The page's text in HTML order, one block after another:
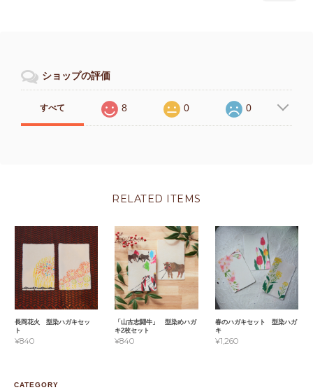
ショップの評価
すべて 8 0 0
RELATED ITEMS
長岡花火 型染ハガキセッ
ト
¥840
「山古志闘牛」 型染めハガ
キ2枚セット
¥840
春のハガキセット 型染ハガ
キ
¥1,260
CATEGORY